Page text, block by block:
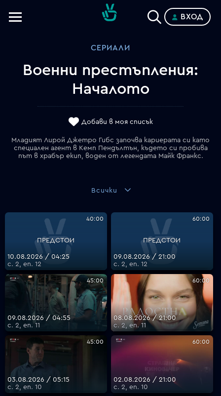
VOYO
ВХОД
СЕРИАЛИ
Военни престъпления:
Началото
Добави в моя списък
Младият Лирой Джетро Гибс започва кариерата си като
специален агент в Кемп Пендълтън, където си пробива
път в храбър екип, воден от легендата Майк Франкс.
Всички
ПРЕДСТОИ
40:00
10.08.2026 / 04:25
с. 2, еп. 12
ПРЕДСТОИ
60:00
09.08.2026 / 21:00
с. 2, еп. 12
45:00
09.08.2026 / 04:55
с. 2, еп. 11
60:00
08.08.2026 / 21:00
с. 2, еп. 11
45:00
03.08.2026 / 05:15
с. 2, еп. 10
60:00
02.08.2026 / 21:00
с. 2, еп. 10